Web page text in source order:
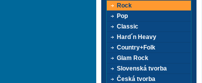
Rock
Pop
Classic
Hard´n Heavy
Country+Folk
Glam Rock
Slovenská tvorba
Česká tvorba